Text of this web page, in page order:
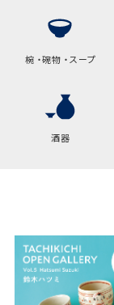
椀 ・碗物 ・スープ
酒器